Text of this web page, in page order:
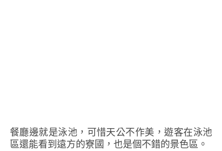
餐廳邊就是泳池，可惜天公不作美，遊客在泳池
區還能看到遠方的寮國，也是個不錯的景色區。